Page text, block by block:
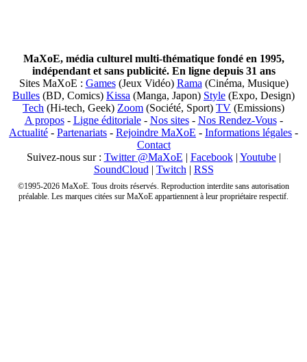
MaXoE, média culturel multi-thématique fondé en 1995,
indépendant et sans publicité. En ligne depuis 31 ans
Sites MaXoE : Games(Jeux Vidéo) Rama (Cinéma, Musique)
Bulles (BD, Comics) Kissa (Manga, Japon) Style (Expo, Design)
Tech (Hi-tech, Geek) Zoom (Société, Sport) TV (Emissions)
A propos- Ligne éditoriale- Nos sites- Nos Rendez-Vous-
Actualité - Partenariats - Rejoindre MaXoE - Informations légales -
Contact
Suivez-nous sur : Twitter @MaXoE | Facebook| Youtube|
SoundCloud | Twitch | RSS
©1995-2026 MaXoE. Tous droits réservés. Reproduction interdite sans autorisation
préalable. Les marques citées sur MaXoE appartiennent à leur propriétaire respectif.